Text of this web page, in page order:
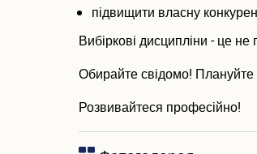
підвищити власну
Вибіркові дисципліни - це
Обирайте свідомо! Плануйте
Розвивайтеся професійно!